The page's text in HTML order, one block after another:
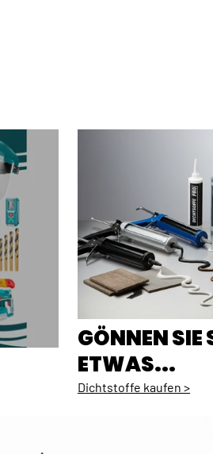
GÖNNEN SIE
ETWAS...
Dichtstoffe kaufen >